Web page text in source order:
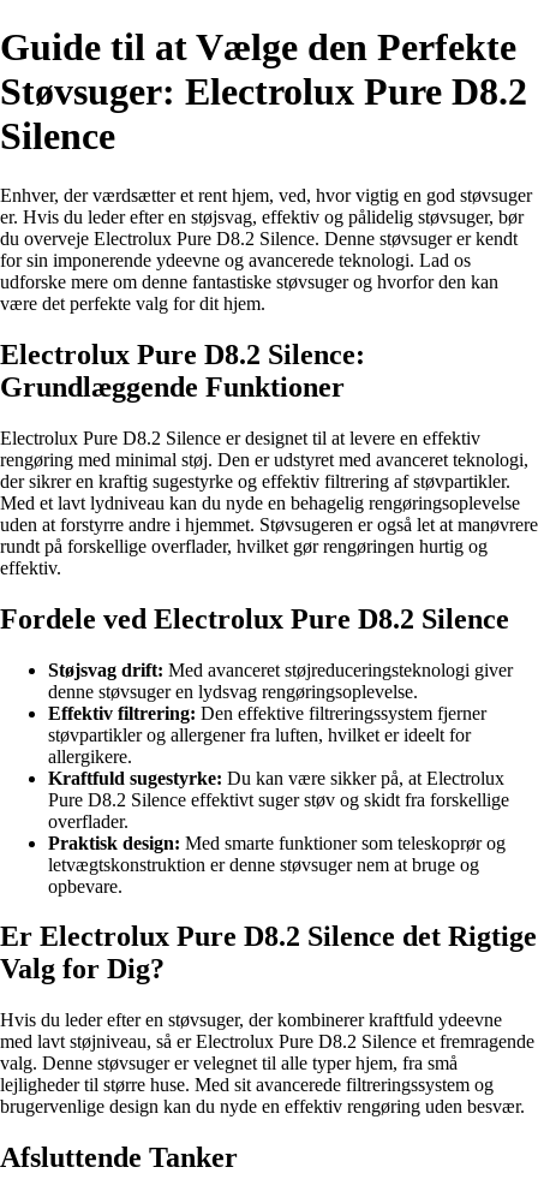
Guide til at Vælge den Perfekte
Støvsuger: Electrolux Pure D8.2
Silence
Enhver, der værdsætter et rent hjem, ved, hvor vigtig en god støvsuger
er. Hvis du leder efter en støjsvag, effektiv og pålidelig støvsuger, bør
du overveje Electrolux Pure D8.2 Silence. Denne støvsuger er kendt
for sin imponerende ydeevne og avancerede teknologi. Lad os
udforske mere om denne fantastiske støvsuger og hvorfor den kan
være det perfekte valg for dit hjem.
Electrolux Pure D8.2 Silence:
Grundlæggende Funktioner
Electrolux Pure D8.2 Silence er designet til at levere en effektiv
rengøring med minimal støj. Den er udstyret med avanceret teknologi,
der sikrer en kraftig sugestyrke og effektiv filtrering af støvpartikler.
Med et lavt lydniveau kan du nyde en behagelig rengøringsoplevelse
uden at forstyrre andre i hjemmet. Støvsugeren er også let at manøvrere
rundt på forskellige overflader, hvilket gør rengøringen hurtig og
effektiv.
Fordele ved Electrolux Pure D8.2 Silence
Støjsvag drift: Med avanceret støjreduceringsteknologi giver
denne støvsuger en lydsvag rengøringsoplevelse.
Effektiv filtrering: Den effektive filtreringssystem fjerner
støvpartikler og allergener fra luften, hvilket er ideelt for
allergikere.
Kraftfuld sugestyrke: Du kan være sikker på, at Electrolux
Pure D8.2 Silence effektivt suger støv og skidt fra forskellige
overflader.
Praktisk design: Med smarte funktioner som teleskoprør og
letvægtskonstruktion er denne støvsuger nem at bruge og
opbevare.
Er Electrolux Pure D8.2 Silence det Rigtige
Valg for Dig?
Hvis du leder efter en støvsuger, der kombinerer kraftfuld ydeevne
med lavt støjniveau, så er Electrolux Pure D8.2 Silence et fremragende
valg. Denne støvsuger er velegnet til alle typer hjem, fra små
lejligheder til større huse. Med sit avancerede filtreringssystem og
brugervenlige design kan du nyde en effektiv rengøring uden besvær.
Afsluttende Tanker